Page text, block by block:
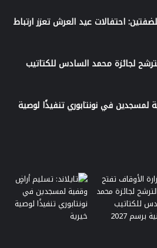
احتفالات عيد العرش تعزز ارتباط
لجائزة محمد السادس للكتاتيب
لمسجدين في نونتابوري تنفيذًا لوصية